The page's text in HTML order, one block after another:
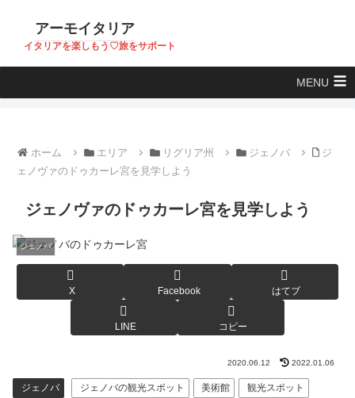
アーモイタリア
イタリアを楽しもう♡旅をサポート
MENU
ホーム エリア リグリア州 ジェノバ
ジ
ェノヴァのドゥカーレ宮を見学しよう
ジェノヴァのドゥカーレ宮を見学しよう
ジェノバ
X Facebook はてブ
LINE コピー
2020.06.12 2022.01.06
ジェノバ ジェノバの観光スポット 美術館 観光スポット